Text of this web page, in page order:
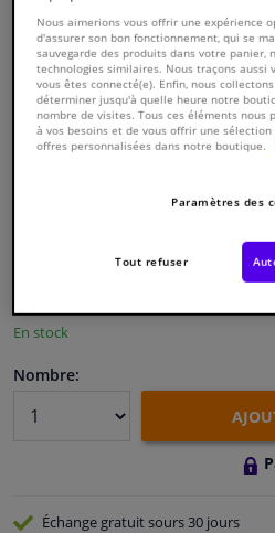
Fenêtres & accessoires
Intérieur & ameublement
Promotions et réductions
Capteurs & électronique
Numéro de produit d'origine:0171711
En stock
Nombre:
Échange gratuitsours 30 jours
Nous aimerions vous offrir une expérience
d'assurer son bon fonctionnement, qui se
sauvegarde des produits dans votre panier,
technologies similaires. Nous traçons aussi
vous êtes connecté(e). Enfin, nous
déterminer jusqu'à quelle heure notre
nombre de visites. Tous ces éléments
à vos besoins et de vous offrir une
offres personnalisées dans notre boutique.
Paramètres des
Tout refuser